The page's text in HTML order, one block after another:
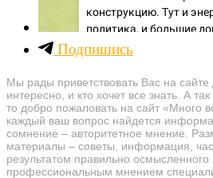
Подпишись
Мы рады приветствовать Вас на сайте
интересно, и кто хочет все знать. А
то добро пожаловать на сайт «Много
каждый ваш вопрос найдется
сомнение – авторитетное мнение.
материалы – советы, информация,
результатом правильно осмысленного
профессиональным мнением